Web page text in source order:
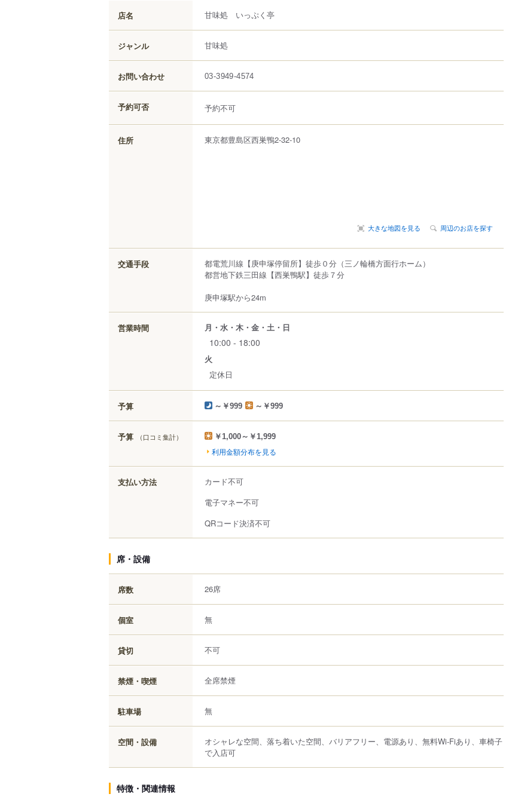
店名 甘味処 いっぷく亭
ジャンル 甘味処
お問い合わせ 03-3949-4574
予約可否 予約不可
住所 東京都豊島区西巣鴨2-32-10
大きな地図を見る 周辺のお店を探す
交通手段
都電荒川線【庚申塚停留所】徒歩０分（三ノ輪橋方面行ホーム）
都営地下鉄三田線【西巣鴨駅】徒歩７分
庚申塚駅から24m
営業時間 月・水・木・金・土・日
10:00 - 18:00
火
定休日
予算 ～￥999 ～￥999
予算 （口コミ集計） ￥1,000～￥1,999
利用金額分布を見る
支払い方法
カード不可
電子マネー不可
QRコード決済不可
席・設備
席数 26席
個室 無
貸切 不可
禁煙・喫煙 全席禁煙
駐車場 無
空間・設備
オシャレな空間、落ち着いた空間、バリアフリー、電源あり、無料Wi-Fiあり、車椅子
で入店可
特徴・関連情報